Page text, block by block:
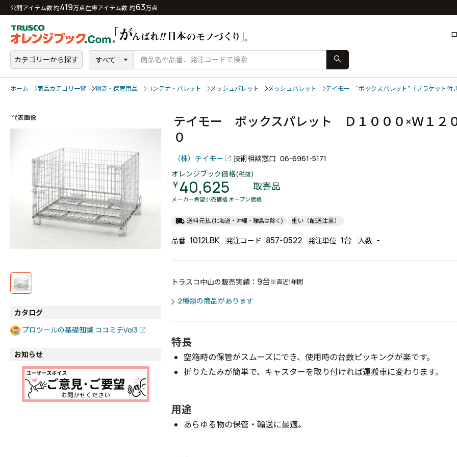
公開アイテム数 約419万点在庫アイテム数 約63万点
カテゴリーから探す すべて search
ホーム 商品カテゴリ一覧 物流・保管用品 コンテナ・パレット メッシュパレット メッシュパレット テイモー “ボックスパレット”（ブラケット付
代表画像
カタログ
プロツールの基礎知識 ココミテVol3
お知らせ
テイモー ボックスパレット Ｄ１０００×Ｗ１２
０
（株）テイモー 技術相談窓口 06-6961-5171
オレンジブック価格(税抜)
￥40,625 取寄品
メーカー希望小売価格 オープン価格
local_shipping 送料元払 (北海道・沖縄・離島は除く) 重い（配送注意）
品番 1012LBK 発注コード 857-0522 発注単位 1台 入数 -
トラスコ中山の販売実績： 9台※直近1年間
2種類の商品があります
特長
空箱時の保管がスムーズにでき、使用時の台数ピッキングが楽です。
折りたたみが簡単で、キャスターを取り付ければ運搬車に変わります。
用途
あらゆる物の保管・輸送に最適。